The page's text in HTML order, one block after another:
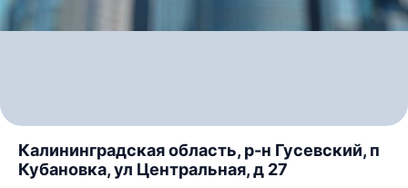
Калининградская область, р-н Гусевский, п
Кубановка, ул Центральная, д 27